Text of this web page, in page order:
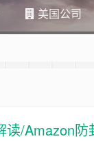
美国公司
读/Amazon防